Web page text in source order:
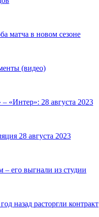
матча в новом сезоне
(видео)
«Интер»: 28 августа 2023
28 августа 2023
– его выгнали из студии
назад расторгли контракт